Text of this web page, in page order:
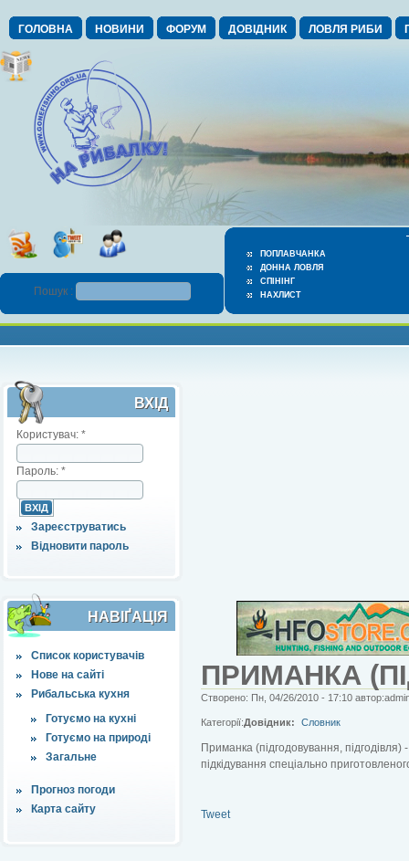
ГОЛОВНА НОВИНИ ФОРУМ ДОВІДНИК ЛОВЛЯ РИБИ
ПОПЛАВЧАНКА
ДОННА ЛОВЛЯ
СПІНІНГ
НАХЛИСТ
Пошук :
ВХІД
Користувач: *
Пароль: *
Зареєструватись
Відновити пароль
НАВІҐАЦІЯ
Список користувачів
Нове на сайті
Рибальська кухня
Готуємо на кухні
Готуємо на природі
Загальне
Прогноз погоди
Карта сайту
ПРИМАНКА
Створено: Пн, 04/26/2010 - 17:10
Категорії:Довідник: Словник
Приманка (підгодовування,
підкідування спеціально
Tweet